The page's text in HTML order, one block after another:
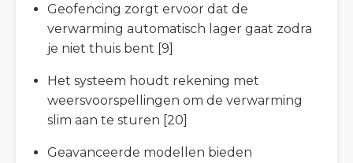
Geofencing zorgt ervoor dat de
verwarming automatisch lager gaat zodra
je niet thuis bent [9]
Het systeem houdt rekening met
weersvoorspellingen om de verwarming
slim aan te sturen [20]
Geavanceerde modellen bieden